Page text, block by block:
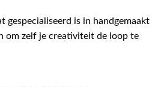
gespecialiseerd is in handgemaakt
om zelf je creativiteit de loop te